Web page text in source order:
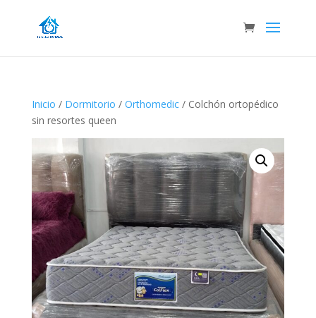
Inicio / Dormitorio / Orthomedic/ Colchón ortopédico
sin resortes queen